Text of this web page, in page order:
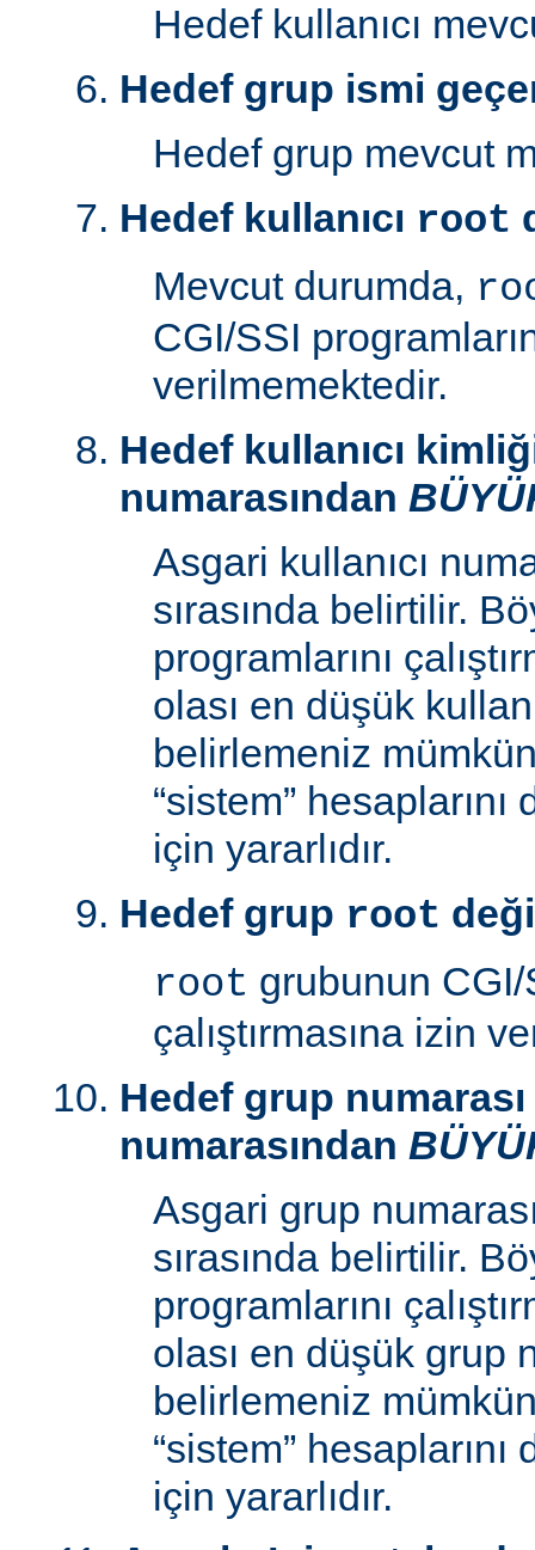
Hedef kullanıcı
Hedef grup ismi
Hedef grup mevcut
Hedef kullanıcı root
Mevcut durumda,
CGI/SSI
verilmemektedir.
Hedef kullanıcı
numarasından
Asgari kullanıcı
sırasında belirtilir.
programlarını
olası en düşük
belirlemeniz mümkün
“sistem”
için yararlıdır.
Hedef grup root
root grubunun CGI/
çalıştırmasına izin
Hedef grup
numarasından
Asgari grup
sırasında belirtilir.
programlarını
olası en düşük grup
belirlemeniz mümkün
“sistem”
için yararlıdır.